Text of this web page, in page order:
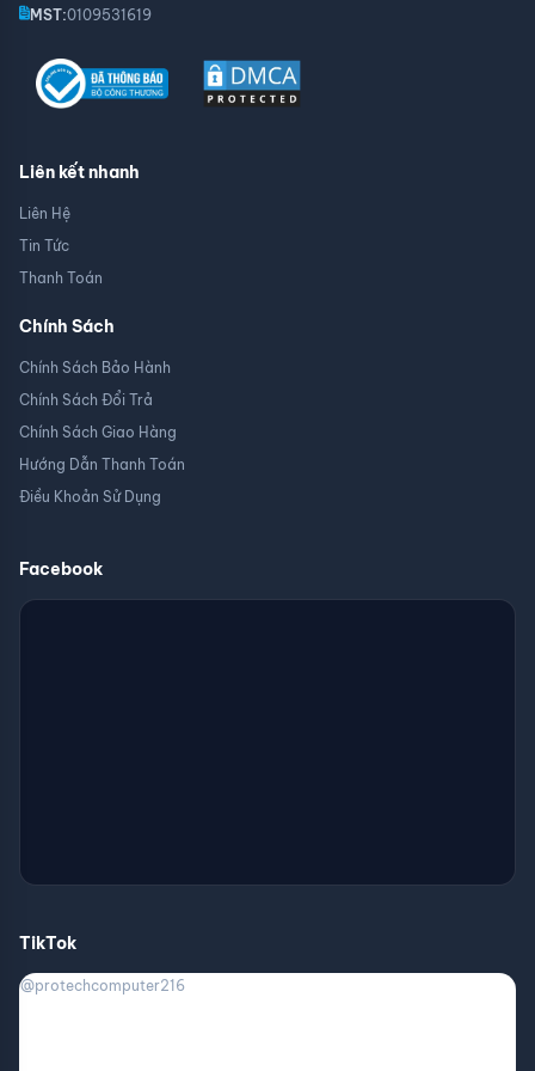
MST:0109531619
Liên kết nhanh
Liên Hệ
Tin Tức
Thanh Toán
Chính Sách
Chính Sách Bảo Hành
Chính Sách Đổi Trả
Chính Sách Giao Hàng
Hướng Dẫn Thanh Toán
Điều Khoản Sử Dụng
Facebook
TikTok
@protechcomputer216